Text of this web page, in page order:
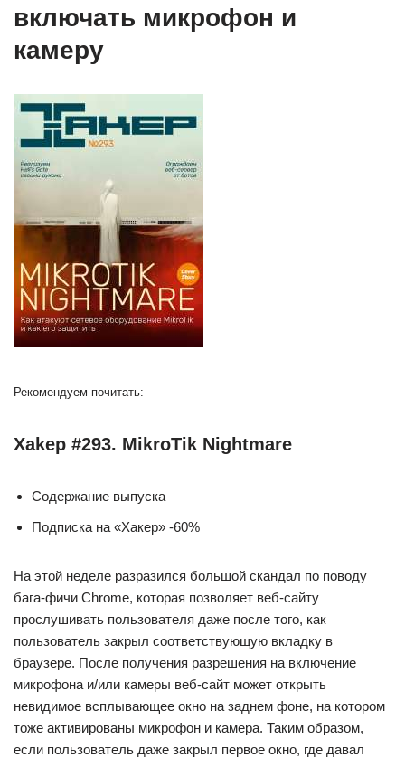
включать микрофон и
камеру
Рекомендуем почитать:
Xakep #293. MikroTik Nightmare
Содержание выпуска
Подписка на «Хакер» -60%
На этой неделе разразился большой скандал по поводу
бага-фичи Chrome, которая позволяет веб-сайту
прослушивать пользователя даже после того, как
пользователь закрыл соответствующую вкладку в
браузере. После получения разрешения на включение
микрофона и/или камеры веб-сайт может открыть
невидимое всплывающее окно на заднем фоне, на котором
тоже активированы микрофон и камера. Таким образом,
если пользователь даже закрыл первое окно, где давал